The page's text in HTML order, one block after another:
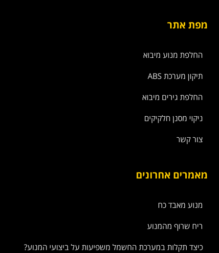
מפת אתר
החלפת מנוע מיבוא
תיקון מערכת ABS
החלפת גירים מיבוא
ניקוי מסנן חלקיקים
צור קשר
מאמרים אחרונים
מנוע מאבד כח
ריח שרוף מהמנוע
כיצד תקלות במערכת החשמל משפיעות על ביצועי המנוע?